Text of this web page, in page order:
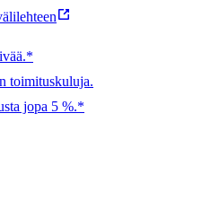
toimituskuluja.
jopa 5 %.*